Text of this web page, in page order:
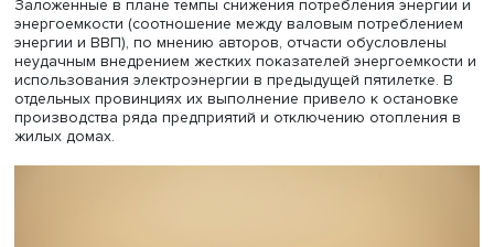
могут угрожать «зеленой» повестке. Стремление к
самодостаточности энергоснабжения и сохраняющееся
доминирование госпредприятий в энергетическом
плохо сочетаются с природоохранными целями.
Пандемия COVID-19 привела к сокращению выбросов
углерода примерно на 25% в первом квартале 2020
восстановление экономики вряд ли будет